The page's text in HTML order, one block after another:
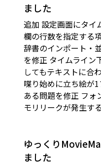
ました
追加 設定画面にタイ
欄の行数を指定する
辞書のインポート・
を修正 タイムライン
してもテキストに合
喋り始めに立ち絵が
ある問題を修正 フォ
モリリークが発生す
ゆっくり
ました